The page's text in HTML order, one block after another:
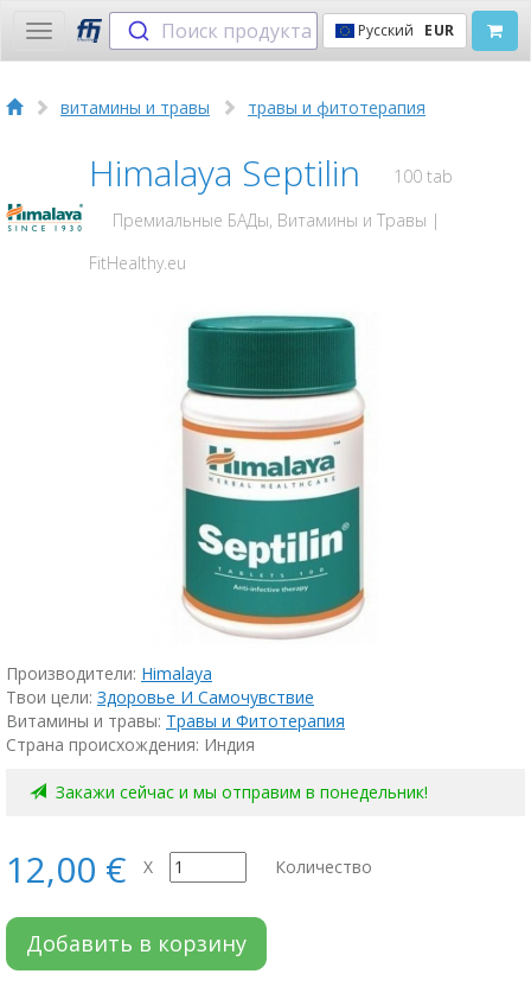
Toggle
navigation
Поиск продукта Русский EUR
витамины и травы травы и фитотерапия
Himalaya Septilin
100 tab
Премиальные БАДы, Витамины и Травы |
FitHealthy.eu
Производители: Himalaya
Твои цели: Здоровье И Самочувствие
Витамины и травы: Травы и Фитотерапия
Страна происхождения: Индия
Закажи сейчас и мы отправим в понедельник!
12,00 € X Количество
Добавить в корзину